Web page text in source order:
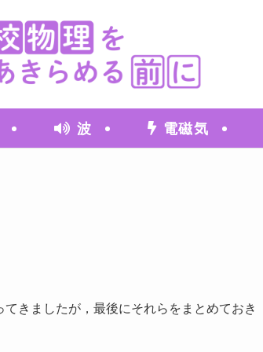
波 電磁気
きましたが，最後にそれらをまとめておき